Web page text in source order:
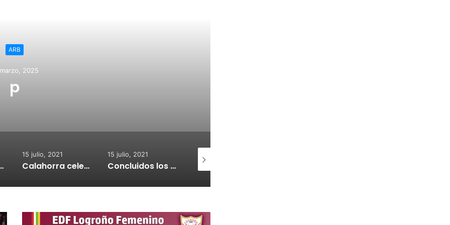
ARB
2025
p
la adquisión de medidores de CO2
15 julio, 2021
Calahorra celebrará el Croquetur II
15 julio, 2021
Concluidos los trabajos de reposición del asfaltado de Calahorra